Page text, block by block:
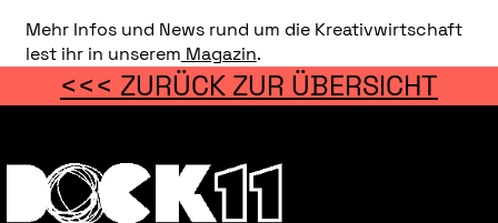
Mehr Infos und News rund um die Kreativwirtschaft
lest ihr in unserem Magazin.
<<< ZURÜCK ZUR ÜBERSICHT